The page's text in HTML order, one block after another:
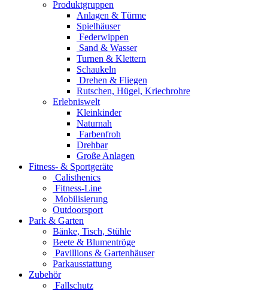
Produktgruppen
Anlagen & Türme
Spielhäuser
Federwippen
Sand & Wasser
Turnen & Klettern
Schaukeln
Drehen & Fliegen
Rutschen, Hügel, Kriechrohre
Erlebniswelt
Kleinkinder
Naturnah
Farbenfroh
Drehbar
Große Anlagen
Fitness- & Sportgeräte
Calisthenics
Fitness-Line
Mobilisierung
Outdoorsport
Park & Garten
Bänke, Tisch, Stühle
Beete & Blumentröge
Pavillions & Gartenhäuser
Parkausstattung
Zubehör
Fallschutz